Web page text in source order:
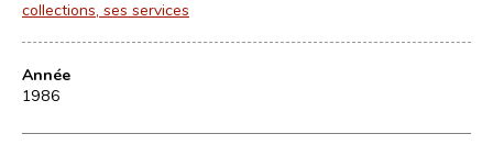
collections, ses services
Année
1986